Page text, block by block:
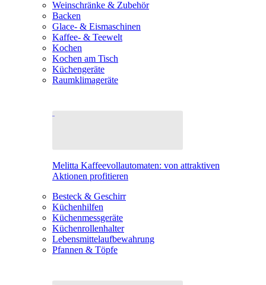
Weinschränke & Zubehör
Backen
Glace- & Eismaschinen
Kaffee- & Teewelt
Kochen
Kochen am Tisch
Küchengeräte
Raumklimageräte
Melitta Kaffeevollautomaten: von attraktiven
Aktionen profitieren
Besteck & Geschirr
Küchenhilfen
Küchenmessgeräte
Küchenrollenhalter
Lebensmittelaufbewahrung
Pfannen & Töpfe